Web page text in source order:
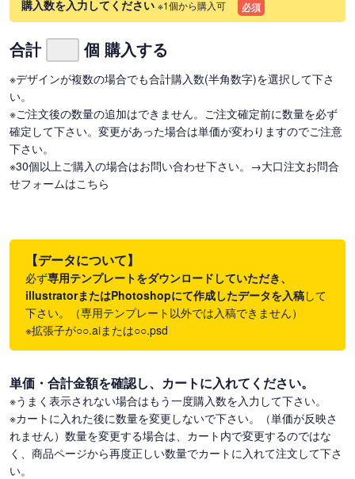
購入数を入力してください ※1個から購入可 必須
合計 個 購入する
※デザインが複数の場合でも合計購入数(半角数字)を選択して下さ
い。
※ご注文後の数量の追加はできません。ご注文確定前に数量を必ず
確定して下さい。変更があった場合は単価が変わりますのでご注意
下さい。
※30個以上ご購入の場合はお問い合わせ下さい。 →大口注文お問合
せフォームはこちら
【データについて】
必ず専用テンプレートをダウンロードしていただき、
illustratorまたはPhotoshopにて作成したデータを入稿して
下さい。（専用テンプレート以外では入稿できません）
※拡張子が○○.aiまたは○○.psd
単価・合計金額を確認し、カートに入れてください。
※うまく表示されない場合はもう一度購入数を入力して下さい。
※カートに入れた後に数量を変更しないで下さい。（単価が反映さ
れません）数量を変更する場合は、カート内で変更するのではな
く、商品ページから再度正しい数量でカートに入れて注文して下さ
い。